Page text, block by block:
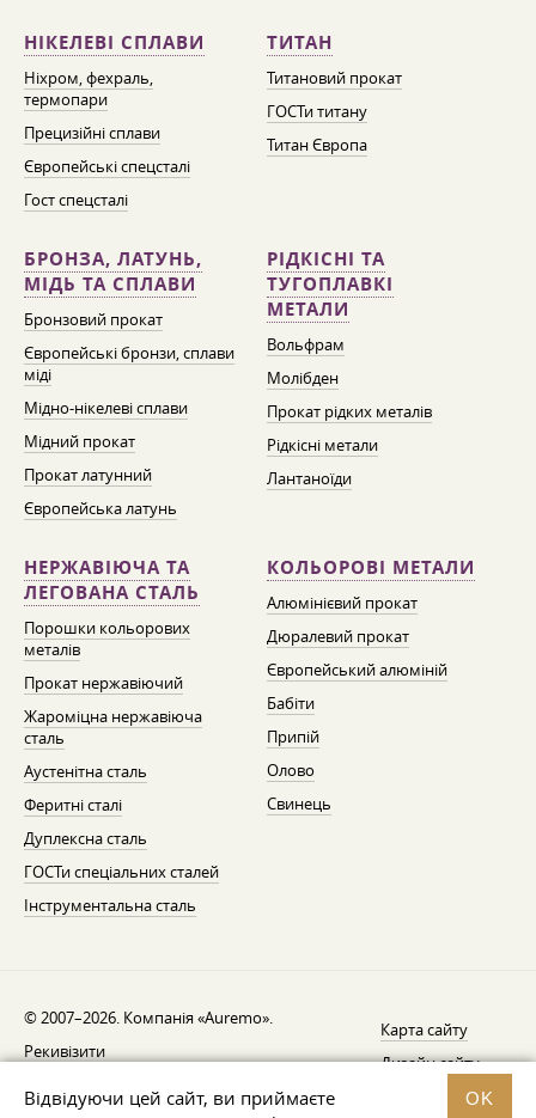
Відвідуючи цей сайт, ви приймаєте
OK
НІКЕЛЕВІ СПЛАВИ
Ніхром, фехраль,
термопари
Прецизійні сплави
Європейські спецсталі
Гост спецсталі
ТИТАН
Титановий прокат
ГОСТи титану
Титан Європа
БРОНЗА, ЛАТУНЬ,
МІДЬ ТА СПЛАВИ
Бронзовий прокат
Європейські бронзи, сплави
міді
Мідно-нікелеві сплави
Мідний прокат
Прокат латунний
Європейська латунь
РІДКІСНІ ТА
ТУГОПЛАВКІ
МЕТАЛИ
Вольфрам
Молібден
Прокат рідких металів
Рідкісні метали
Лантаноїди
НЕРЖАВІЮЧА ТА
ЛЕГОВАНА СТАЛЬ
Порошки кольорових
металів
Прокат нержавіючий
Жароміцна нержавіюча
сталь
Аустенітна сталь
Феритні сталі
Дуплексна сталь
ГОСТи спеціальних сталей
Інструментальна сталь
КОЛЬОРОВІ МЕТАЛИ
Алюмінієвий прокат
Дюралевий прокат
Європейський алюміній
Бабіти
Припій
Олово
Свинець
© 2007–2026. Компанія «Auremo».
Рекивізити
Карта сайту
Дизайн сайту —